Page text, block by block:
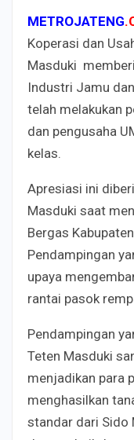
METROJATENG
Koperasi dan
Masduki
Industri Jamu
telah melakukan
dan pengusaha
kelas.
Apresiasi ini
Masduki saat
Bergas
Pendampingan
upaya
rantai pasok
Pendampingan
Teten Masduki
menjadikan para
menghasilkan
standar dari Sido